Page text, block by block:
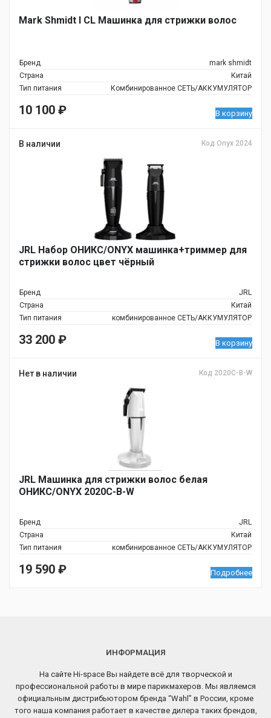
Mark Shmidt I CL Машинка для стрижки волос
Бренд
mark shmidt
Страна
Китай
Тип питания
Комбинированное СЕТЬ/АККУМУЛЯТОР
10 100 ₽ В корзину
В наличии Код Onyx 2024
JRL Набор ОНИКС/ONYX машинка+триммер для
стрижки волос цвет чёрный
Бренд
JRL
Страна
Китай
Тип питания
комбинированное СЕТЬ/АККУМУЛЯТОР
33 200 ₽ В корзину
Нет в наличии Код 2020C-B-W
JRL Машинка для стрижки волос белая
ОНИКС/ONYX 2020C-B-W
Бренд
JRL
Страна
Китай
Тип питания
комбинированное СЕТЬ/АККУМУЛЯТОР
19 590 ₽ Подробнее
ИНФОРМАЦИЯ
На сайте Hi-space Вы найдете всё для творческой и
профессиональной работы в мире парикмахеров. Мы являемся
официальным дистрибьютором бренда “Wahl” в России, кроме
того наша компания работает в качестве дилера таких брендов,